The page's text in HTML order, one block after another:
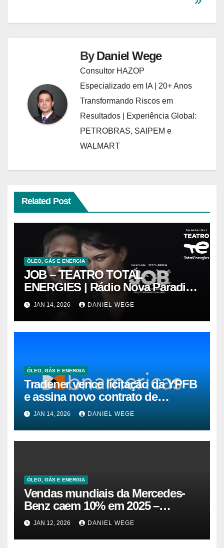
ByDaniel Wege
Consultor HAZOP
Especializado em IA | 20+ Anos
Transformando Riscos em
Resultados | Experiência Global:
PETROBRAS, SAIPEM e
WALMART
Related Post
ÓLEO, GÁS E ENERGIA
JOB – TEATRO TOTAL
ENERGIES | Rádio Nova Paradiso
FMJAN 14, 2026 DANIEL WEGE
ÓLEO, GÁS E ENERGIA
Tradener vence licitação da YPFB
e assina novo contrato de
suprimento de gás natural para o
Brasil
JAN 14, 2026 DANIEL WEGE
ÓLEO, GÁS E ENERGIA
Vendas mundiais da Mercedes-
Benz caem 10% em 2025 –
Impala.pt
JAN 12, 2026 DANIEL WEGE